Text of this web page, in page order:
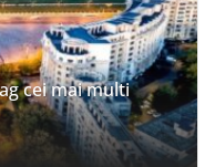
cei mai multi